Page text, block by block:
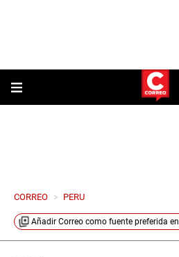
CORREO > PERU
Añadir Correo como fuente preferida en